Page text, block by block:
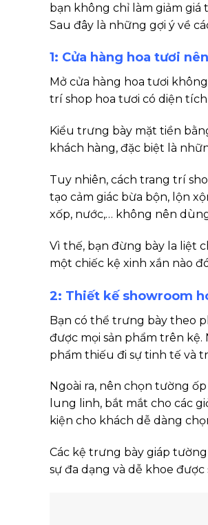
bạn không chỉ làm giảm giá
Sau đây là những gợi ý về
1: Cửa hàng hoa tươi
Mở cửa hàng hoa tươi
trí shop hoa tươi có diện
Kiểu trưng bày mặt tiền
khách hàng, đặc biệt là
Tuy nhiên, cách trang trí
tạo cảm giác bừa bộn, lộn
xốp, nước,… không nên
Vì thế, bạn đừng bày la liệt
một chiếc kệ xinh xắn nào
2: Thiết kế showroom
Bạn có thể trưng bày theo
được mọi sản phẩm trên kệ.
phẩm thiếu đi sự tinh tế và
Ngoài ra, nên chọn tường
lung linh, bắt mắt cho các
kiện cho khách dễ dàng
Các kệ trưng bày giáp
sự đa dạng và dễ khoe được